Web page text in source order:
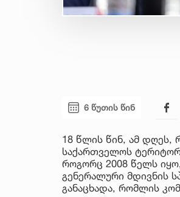
6 წუთის წინ
18 წლის წინ, ამ დღეს,
საქართველოს
როგორც 2008 წელს იყო,
გენერალური მდივნის
განაცხადა, რომლის